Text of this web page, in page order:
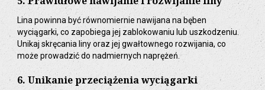
Lina powinna być równomiernie nawijana na bęben
wyciągarki, co zapobiega jej zablokowaniu lub uszkodzeniu.
Unikaj skręcania liny oraz jej gwałtownego rozwijania, co
może prowadzić do nadmiernych naprężeń.
6. Unikanie przeciążenia wyciągarki